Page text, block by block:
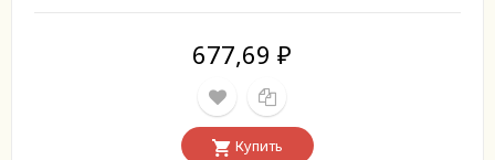
677,69 ₽
Купить